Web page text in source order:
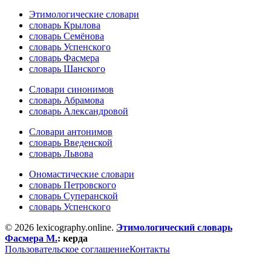
Этимологические словари
словарь Крылова
словарь Семёнова
словарь Успенского
словарь Фасмера
словарь Шанского
Словари синонимов
словарь Абрамова
словарь Александровой
Словари антонимов
словарь Введенской
словарь Львова
Ономастические словари
словарь Петровского
словарь Суперанской
словарь Успенского
© 2026 lexicography.online. Этимологический словарь
Фасмера М.: керда
Пользовательское соглашениеКонтакты